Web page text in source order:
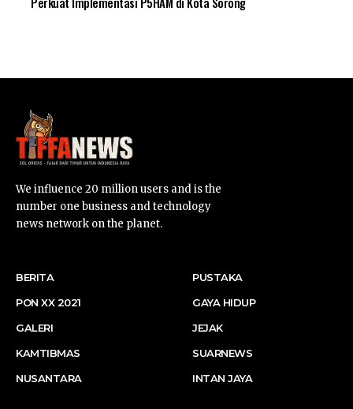
We influence 20 million users and is the
number one business and technology
news network on the planet.
BERITA
PON XX 2021
GALERI
KAMTIBMAS
NUSANTARA
PUSTAKA
GAYA HIDUP
JEJAK
SUARNEWS
INTAN JAYA